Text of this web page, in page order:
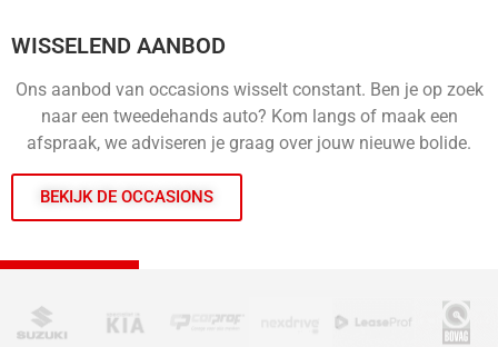
WISSELEND AANBOD
Ons aanbod van occasions wisselt constant. Ben je op zoek
naar een tweedehands auto? Kom langs of maak een
afspraak, we adviseren je graag over jouw nieuwe bolide.
BEKIJK DE OCCASIONS